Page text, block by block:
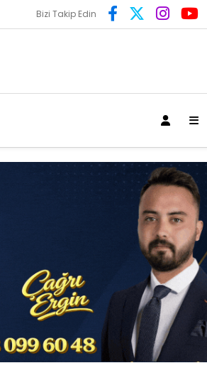
Milas
Bizi Takip Edin